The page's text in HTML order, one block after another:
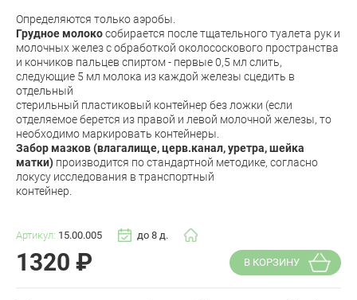
Определяются только аэробы.
Грудное молокособирается после тщательного туалета рук и
молочных желез с обработкой околососкового пространства
и кончиков пальцев спиртом - первые 0,5 мл слить,
следующие 5 мл молока из каждой железы сцедить в
отдельный
стерильный пластиковый контейнер без ложки (если
отделяемое берется из правой и левой молочной железы, то
необходимо маркировать контейнеры.
Забор мазков (влагалище, церв.канал, уретра, шейка
матки) производится по стандартной методике, согласно
локусу исследования в транспортный
контейнер.
Артикул: 15.00.005 до 8 д.
1320 ₽ В КОРЗИНУ